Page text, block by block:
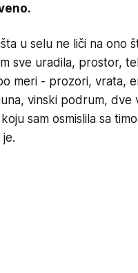
u selu ne liči na ono
sve uradila, prostor,
meri - prozori, vrata,
vinski podrum, dve
sam osmislila sa